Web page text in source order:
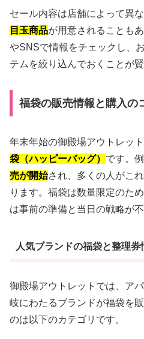
セール内容は店舗によって異な
目玉商品が用意されることも
やSNSで情報をチェックし、
テムを絞り込んでおくことが
福袋の販売情報と購入の
年末年始の御殿場アウトレッ
袋（ハッピーバッグ） です。例
売が開始され、多くの人がこ
ります。福袋は数量限定のた
は事前の準備と当日の戦略が不
人気ブランドの福袋と整理券
御殿場アウトレットでは、ア
岐にわたるブランドが福袋を
のは以下のカテゴリです。